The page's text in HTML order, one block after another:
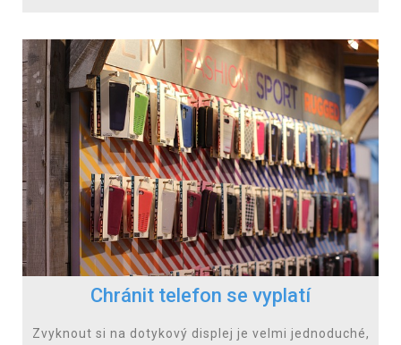
Chránit telefon se vyplatí
Zvyknout si na dotykový displej je velmi jednoduché,